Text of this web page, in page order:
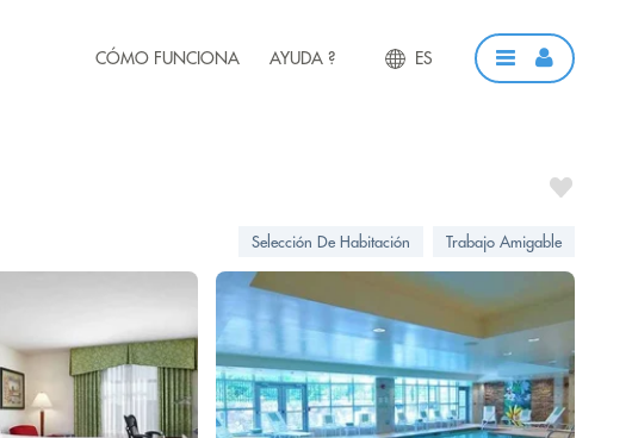
CÓMO FUNCIONA AYUDA ? ES
Selección De Habitación Trabajo Amigable